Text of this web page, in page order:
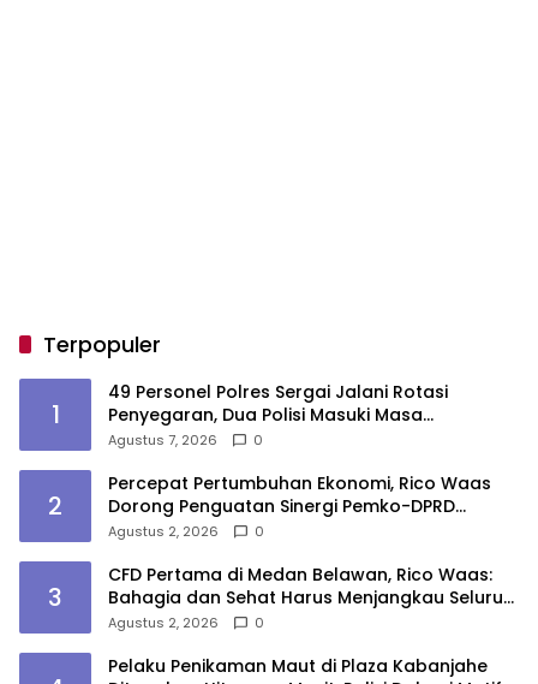
Terpopuler
1
49 Personel Polres Sergai Jalani Rotasi
Penyegaran, Dua Polisi Masuki Masa
Purnawirawan
Agustus 7, 2026 0
2
Percepat Pertumbuhan Ekonomi, Rico Waas
Dorong Penguatan Sinergi Pemko-DPRD
Medan
Agustus 2, 2026 0
3
CFD Pertama di Medan Belawan, Rico Waas:
Bahagia dan Sehat Harus Menjangkau Seluruh
Sudut Kota Medan
Agustus 2, 2026 0
Pelaku Penikaman Maut di Plaza Kabanjahe